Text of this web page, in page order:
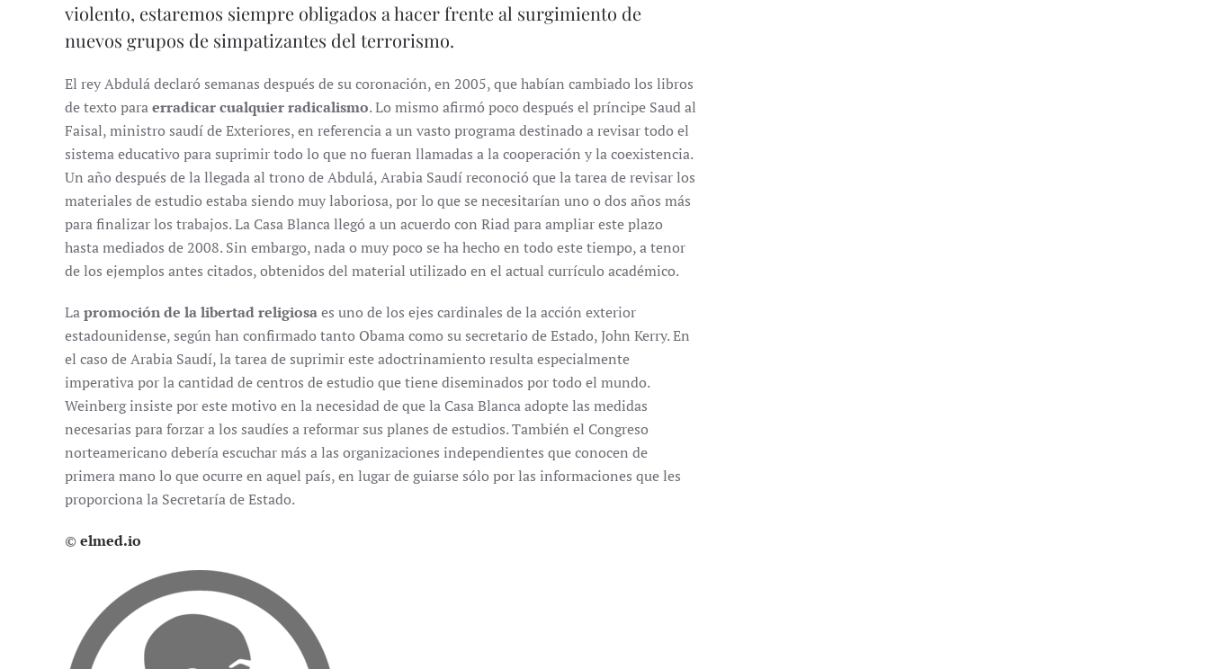
violento, estaremos siempre obligados a hacer frente al surgimiento de
nuevos grupos de simpatizantes del terrorismo.
El rey Abdulá declaró semanas después de su coronación, en 2005, que habían cambiado los libros
de texto paraerradicar cualquier radicalismo. Lo mismo afirmó poco después el príncipe Saud al
Faisal, ministro saudí de Exteriores, en referencia a un vasto programa destinado a revisar todo el
sistema educativo para suprimir todo lo que no fueran llamadas a la cooperación y la coexistencia.
Un año después de la llegada al trono de Abdulá, Arabia Saudí reconoció que la tarea de revisar los
materiales de estudio estaba siendo muy laboriosa, por lo que se necesitarían uno o dos años más
para finalizar los trabajos. La Casa Blanca llegó a un acuerdo con Riad para ampliar este plazo
hasta mediados de 2008. Sin embargo, nada o muy poco se ha hecho en todo este tiempo, a tenor
de los ejemplos antes citados, obtenidos del material utilizado en el actual currículo académico.
Lapromoción de la libertad religiosaes uno de los ejes cardinales de la acción exterior
estadounidense, según han confirmado tanto Obama como su secretario de Estado, John Kerry. En
el caso de Arabia Saudí, la tarea de suprimir este adoctrinamiento resulta especialmente
imperativa por la cantidad de centros de estudio que tiene diseminados por todo el mundo.
Weinberg insiste por este motivo en la necesidad de que la Casa Blanca adopte las medidas
necesarias para forzar a los saudíes a reformar sus planes de estudios. También el Congreso
norteamericano debería escuchar más a las organizaciones independientes que conocen de
primera mano lo que ocurre en aquel país, en lugar de guiarse sólo por las informaciones que les
proporciona la Secretaría de Estado.
©elmed.io